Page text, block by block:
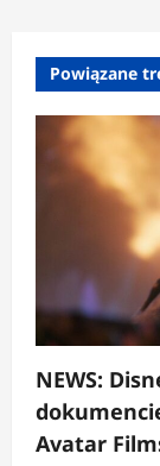
Powiązane
NEWS:
Avatar